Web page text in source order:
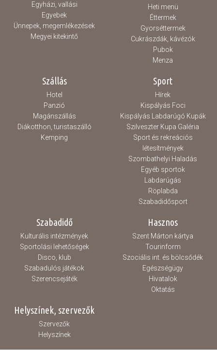
Egyházi, vallási
Egyebek
Ünnepek, megemlékezések
Megyei kitekintő
Heti menü
Éttermek
Gyorséttermek
Cukrászdák, kávézók
Pubok
Menza
Szállás
Hotel
Panzió
Magánszállás
Diákotthon, turistaszálló
Kemping
Sport
Hírek
Kispályás Foci
Kispályás Labdarúgó Kupák
Szilveszter Kupa Galéria
Sport és rekreációs
létesítmények
Szombathelyi Haladás
Egyéb sportok
Labdarúgás
Röplabda
Szabadidősport
Szabadidő
Kulturális intézmények
Sportolási lehetőségek
Disco, klub
Szabadulós játékok
Szerencsejáték
Hasznos
Szent Márton kártya
Tourinform
Szociális int. és bölcsődék
Egészségügy
Hivatalok
Oktatás
Helyszínek, szervezők
Szervezők
Helyszínek